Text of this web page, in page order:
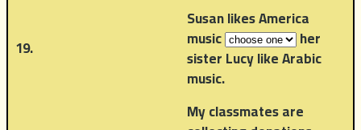
19.
Susan likes America
music her
sister Lucy like Arabic
music.
My classmates are